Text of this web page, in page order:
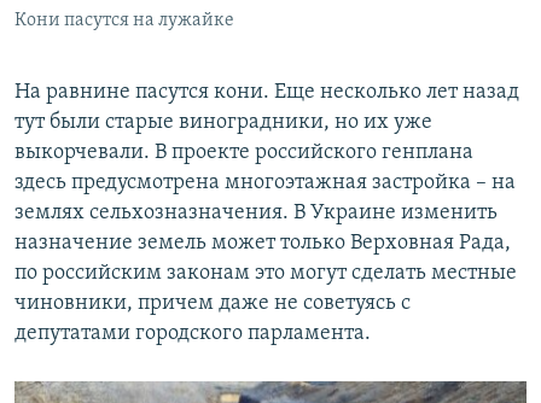
Кони пасутся на лужайке
На равнине пасутся кони. Еще несколько лет назад
тут были старые виноградники, но их уже
выкорчевали. В проекте российского генплана
здесь предусмотрена многоэтажная застройка – на
землях сельхозназначения. В Украине изменить
назначение земель может только Верховная Рада,
по российским законам это могут сделать местные
чиновники, причем даже не советуясь с
депутатами городского парламента.